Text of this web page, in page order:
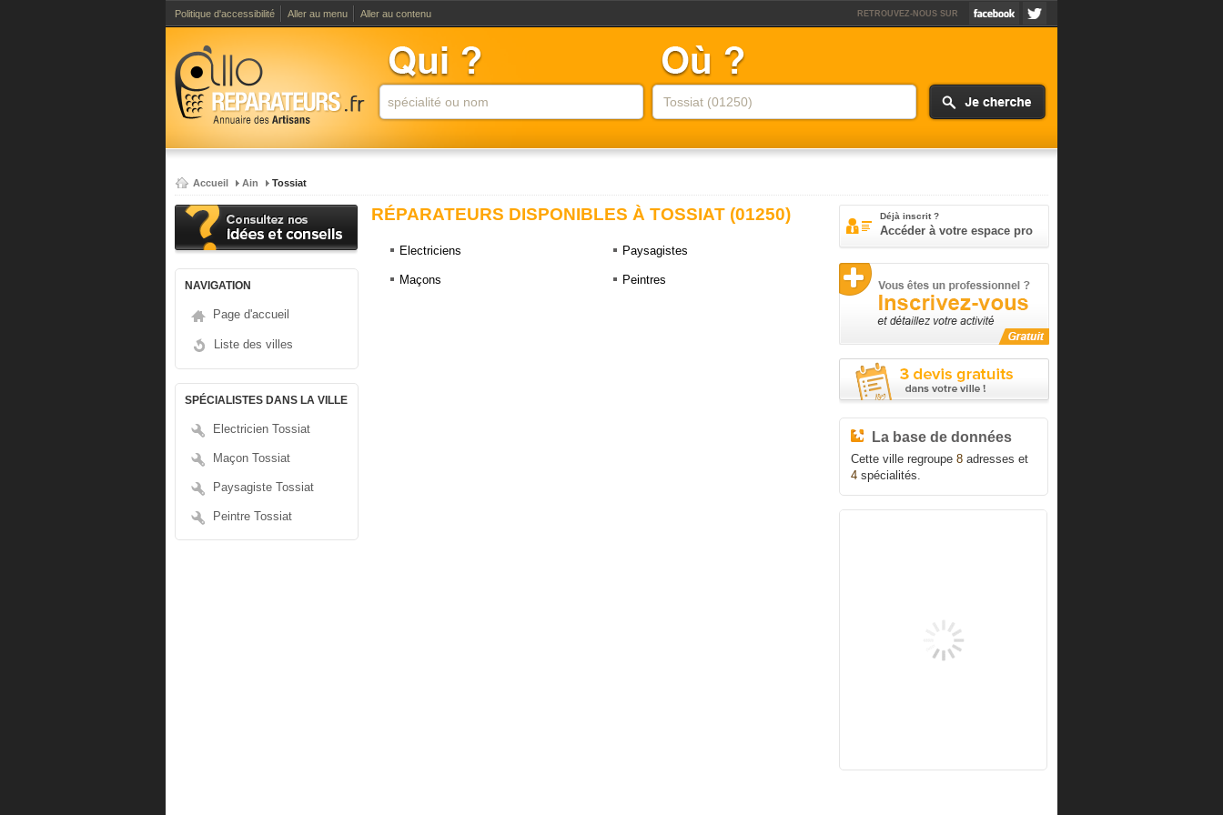
Politique d'accessibilité Aller au menu Aller au contenu RETROUVEZ-NOUS SUR
Accueil Ain Tossiat
NAVIGATION
Page d'accueil
Liste des villes
SPÉCIALISTES DANS LA VILLE
Electricien Tossiat
Maçon Tossiat
Paysagiste Tossiat
Peintre Tossiat
RÉPARATEURS DISPONIBLES À TOSSIAT (01250)
Electriciens
Maçons
Paysagistes
Peintres
Déjà inscrit ?
Accéder à votre espace pro
La base de données
Cette ville regroupe 8adresses et
4spécialités.